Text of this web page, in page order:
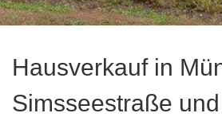
Hausverkauf in
Simsseestraße